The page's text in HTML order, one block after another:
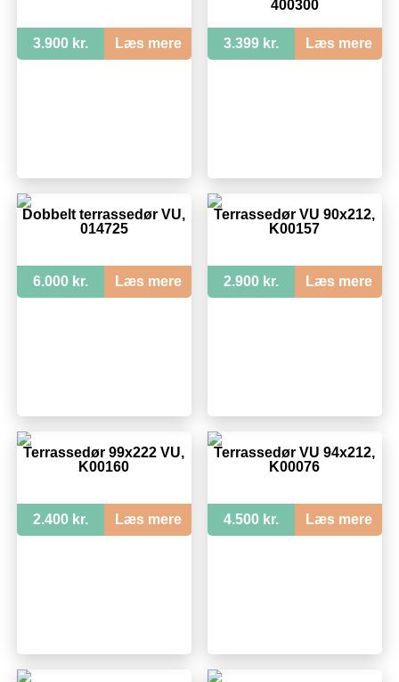
3.900 kr. Læs mere
400300
3.399 kr. Læs mere
Dobbelt terrassedør VU,
014725
6.000 kr. Læs mere
Terrassedør VU 90x212,
K00157
2.900 kr. Læs mere
Terrassedør 99x222 VU,
K00160
2.400 kr. Læs mere
Terrassedør VU 94x212,
K00076
4.500 kr. Læs mere